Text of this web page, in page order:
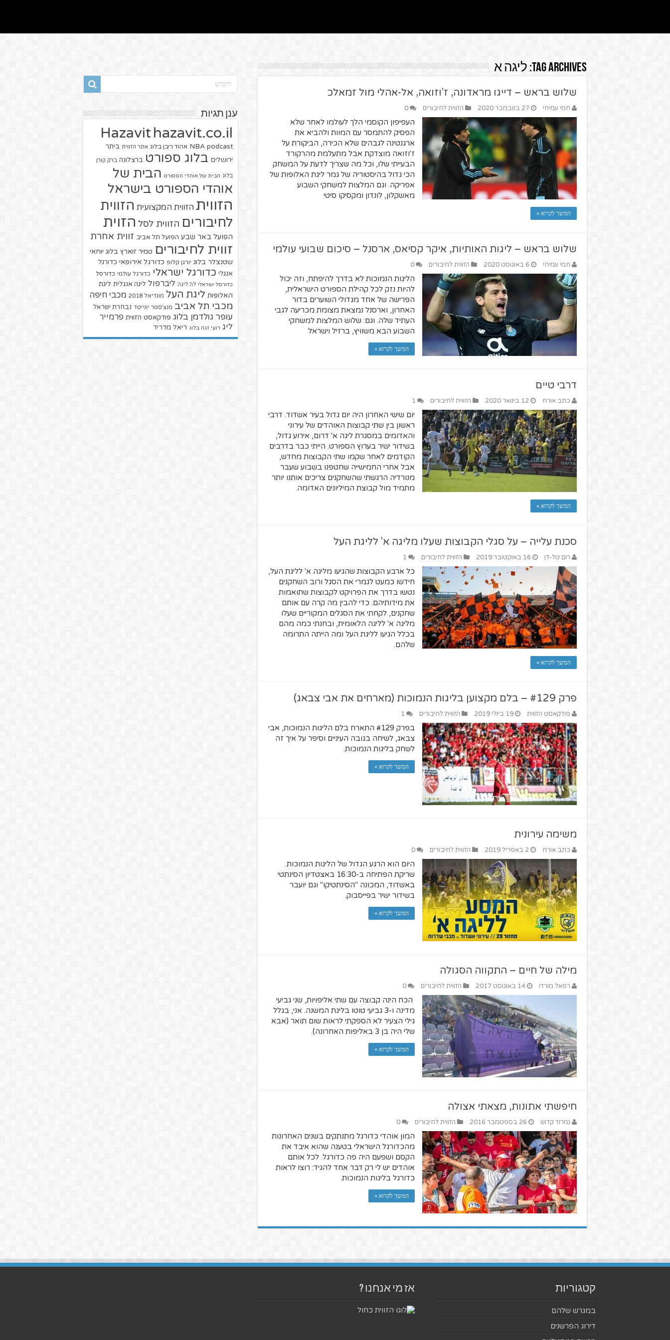
Tag Archives: ליגה א
שלוש בראש – דייגו מראדונה, ז'וזואה, אל-אהלי מול זמאלכ
חמי עמיחי 27 בנובמבר 2020 הזווית לחיבורים 0
העפיפון הקוסמי הלך לעולמו לאחר שלא
הפסיק להתמסר עם המוות ולהביא את
ארגנטינה לגבהים שלא הכירה, הביקורת על
ז'וזואה מוצדקת אבל מתעלמת מהרקורד
הבעייתי שלו, וכל מה שצריך לדעת על המשחק
הכי גדול בהיסטוריה של גמר ליגת האלופות של
אפריקה. וגם המלצות למשחקי השבוע
מאשקלון, לונדון ומקסיקו סיטי
המשך לקרוא »
שלוש בראש – ליגות האותיות, איקר קסיאס, ארסנל – סיכום שבועי עולמי
חמי עמיחי 6 באוגוסט 2020 הזווית לחיבורים 0
הליגות הנמוכות לא בדרך להיפתח, וזה יכול
להיות נזק לכל קהילת הספורט הישראלית,
הפרישה של אחד מגדולי השוערים בדור
האחרון, וארסנל נמצאת מצומת מכריעה לגבי
העתיד שלה. וגם: שלוש המלצות למשחקי
השבוע הבא משוויץ, ברזיל וישראל
המשך לקרוא »
דרבי טיים
כתב אורח 12 בינואר 2020 הזווית לחיבורים 1
יום שישי האחרון היה יום גדול בעיר אשדוד. דרבי
ראשון בין שתי קבוצות האוהדים של עירוני
והאדומים במסגרת ליגה א' דרום, אירוע גדול,
בשידור ישיר בערוץ הספורט. הייתי כבר בדרבים
הקודמים לאחר שקמו שתי הקבוצות מחדש,
אבל אחרי החמישייה שחטפנו בשבוע שעבר
מנורדיה הרגשתי שהשחקנים צריכים אותנו יותר
מתמיד מול קבוצת המיליונים האדומה.
המשך לקרוא »
סכנת עלייה – על סגלי הקבוצות שעלו מליגה א' לליגת העל
רום טל-דן 16 באוקטובר 2019 הזווית לחיבורים 1
כל ארבע הקבוצות שהגיעו מליגה א' לליגת העל,
חידשו כמעט לגמרי את הסגל ורוב השחקנים
נטשו בדרך את הפרויקט לקבוצות שתואמות
את מידותיהם. כדי להבין מה קרה עם אותם
שחקנים, לקחתי את הסגלים המקוריים שעלו
מליגה א' לליגה הלאומית, ובחנתי כמה מהם
בכלל הגיעו לליגת העל ומה הייתה התרומה
שלהם.
המשך לקרוא »
פרק #129 – בלם מקצוען בליגות הנמוכות (מארחים את אבי צבאג)
פודקאסט הזווית 19 ביולי 2019 הזווית לחיבורים 1
בפרק #129 התארח בלם הליגות הנמוכות, אבי
צבאג, לשיחה בגובה העיניים וסיפר על איך זה
לשחק בליגות הנמוכות.
המשך לקרוא »
משימה עירונית
כתב אורח 2 באפריל 2019 הזווית לחיבורים 0
היום הוא הרגע הגדול של הליגות הנמוכות.
שריקת הפתיחה ב-16:30 באצטדיון הסינתטי
באשדוד, המכונה "הסינתטיקו" וגם יועבר
בשידור ישיר בפייסבוק.
המשך לקרוא »
מילה של חיים – התקווה הסגולה
רפאל מורדו 14 באוגוסט 2017 הזווית לחיבורים 0
הכח הינה קבוצה עם שתי אליפויות, שני גביעי
מדינה ו-3 גביעי טוטו בליגת המשנה. אני, בגלל
גילי הצעיר לא הספקתי לראות שום תואר (אבא
שלי היה בן 3 באליפות האחרונה).
המשך לקרוא »
חיפשתי אתונות, מצאתי אצולה
נמרוד קדוש 26 בספטמבר 2016 הזווית לחיבורים 0
המון אוהדי כדורגל מתנתקים בשנים האחרונות
מהכדורגל הישראלי בטענה שהוא איבד את
הקסם ושפעם היה פה כדורגל. לכל אותם
אוהדים יש לי רק דבר אחד להגיד: רוצו לראות
כדורגל בליגות הנמוכות.
המשך לקרוא »
ענן תגיות
Hazavit hazavit.co.il
NBA podcast אהוד ריבן בלוג אתר הזווית ביתר
ירושלים בלוג ספורט ברצלונה ברק קורן
בלוג הבית של אוהדי הספורט הבית של
אוהדי הספורט בישראל
הזווית הזווית המקצועית הזווית
לחיבורים הזווית לסל הזוית
הפועל באר שבע הפועל תל אביב זווית אחרת
זווית לחיבורים טמיר זוארץ בלוג יוחאי
שטנצלר בלוג יורגן קלופ כדורגל אירופאי כדורגל
אנגלי כדורגל ישראלי כדורגל עולמי כדורסל
כדורסל ישראלי לה ליגה ליברפול ליגה אנגלית ליגת
האלופות ליגת העל מונדיאל 2018 מכבי חיפה
מכבי תל אביב מנצ'סטר יונייטד נבחרת ישראל
עופר גולדמן בלוג פודקאסט הזווית פרמייר
ליג רועי זגה בלוג ריאל מדריד
קטגוריות
במגרש שלהם
דירוג הפרשנים
אז מי אנחנו ?